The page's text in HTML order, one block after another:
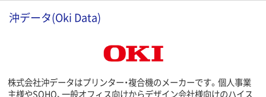
沖データ(Oki Data)
株式会社沖データはプリンター・複合機のメーカーです。個人事業
主様やSOHO、一般オフィス向けからデザイン会社様向けのハイス